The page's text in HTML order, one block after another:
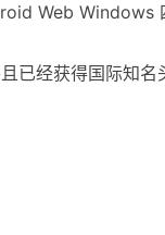
Web Windows
经获得国际知名